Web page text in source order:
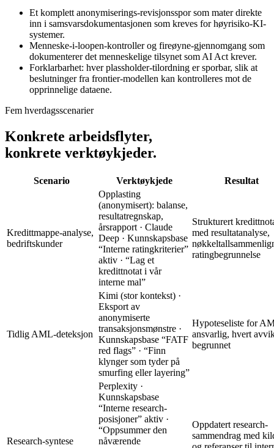
Et komplett anonymiserings-revisjonsspor som mater direkte
inn i samsvarsdokumentasjonen som kreves for høyrisiko-KI-
systemer.
Menneske-i-loopen-kontroller og fireøyne-gjennomgang som
dokumenterer det menneskelige tilsynet som AI Act krever.
Forklarbarhet: hver plassholder-tilordning er sporbar, slik at
beslutninger fra frontier-modellen kan kontrolleres mot de
opprinnelige dataene.
Fem hverdagsscenarier
Konkrete arbeidsflyter,
konkrete verktøykjeder.
Scenario Verktøykjede Resultat
Kredittmappe-analyse,
bedriftskunder
Opplasting
(anonymisert): balanse,
resultatregnskap,
årsrapport · Claude
Deep · Kunnskapsbase
“Interne ratingkriterier”
aktiv · “Lag et
kredittnotat i vår
interne mal”
Strukturert
med resultatanalyse,
ratingbegrunnelse
Tidlig AML-deteksjon
Kimi (stor kontekst) ·
Eksport av
anonymiserte
transaksjonsmønstre ·
Kunnskapsbase “FATF
red flags” · “Finn
klynger som tyder på
smurfing eller layering”
Hypoteseliste for
ansvarlig, hvert
begrunnet
Research-syntese
Perplexity ·
Kunnskapsbase
“Interne research-
posisjoner” aktiv ·
“Oppsummer den
nåværende
Oppdatert research-
sammendrag med